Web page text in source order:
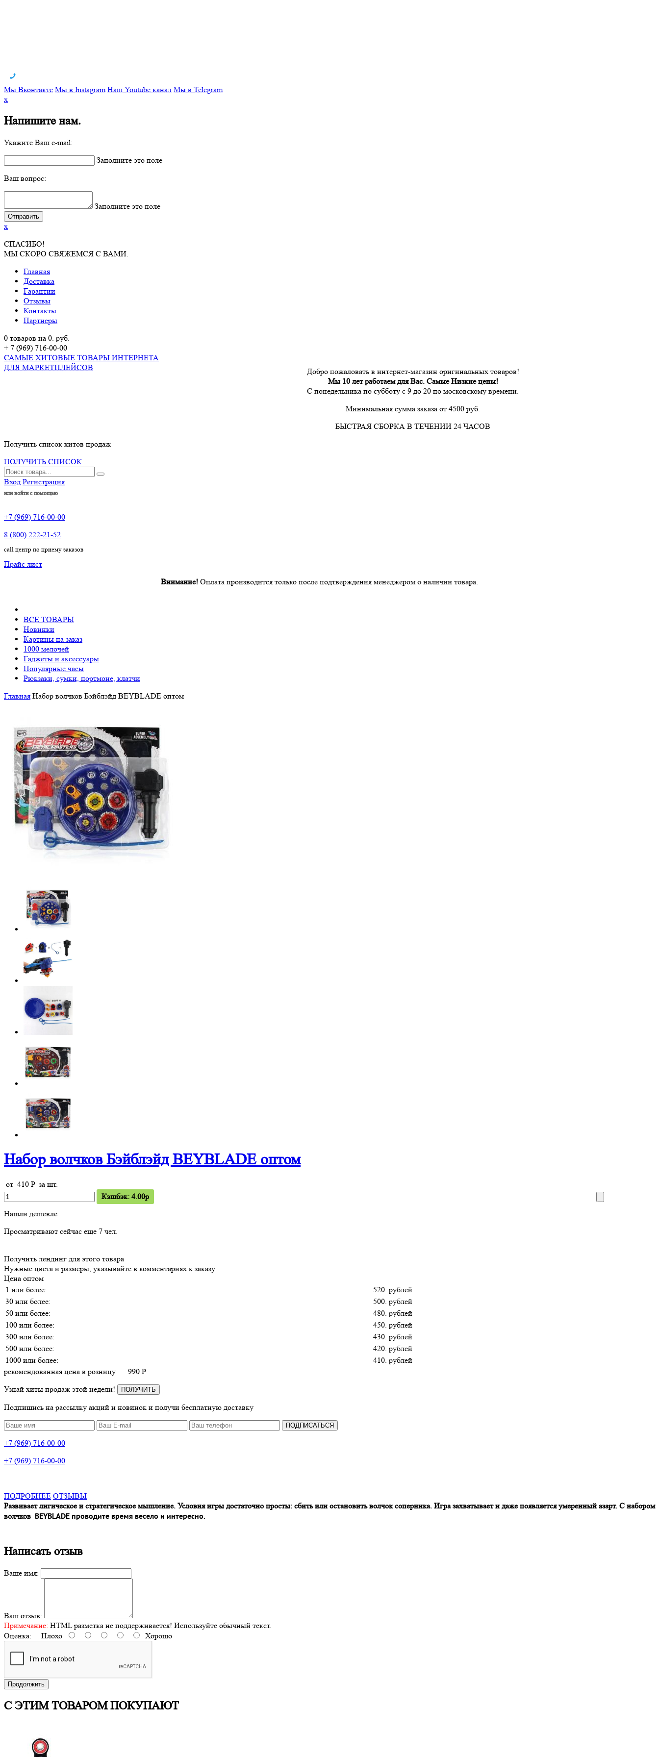
Мы Вконтакте Мы в Instagram Наш Youtube канал Мы в Telegram
x
Напишите нам.
Укажите Ваш e-mail:
Заполните это поле
Ваш вопрос:
Заполните это поле
x
СПАСИБО!
МЫ СКОРО СВЯЖЕМСЯ С ВАМИ.
Главная
Доставка
Гарантии
Отзывы
Контакты
Партнеры
0 товаров на 0. руб.
+ 7 (969) 716-00-00
САМЫЕ ХИТОВЫЕ ТОВАРЫ ИНТЕРНЕТА
ДЛЯ МАРКЕТПЛЕЙСОВ
Добро пожаловать в интернет-магазин оригинальных товаров!
Мы 10 лет работаем для Вас. Самые Низкие цены!
С понедельника по субботу с 9 до 20 по московскому времени.
Минимальная сумма заказа от 4500 руб.
БЫСТРАЯ СБОРКА В ТЕЧЕНИИ 24 ЧАСОВ
Получить список хитов продаж
ПОЛУЧИТЬ СПИСОК
Вход Регистрация
или войти с помощью
+7 (969) 716-00-00
8 (800) 222-21-52
call центр по приему заказов
Прайс лист
Внимание!Оплата производится только после подтверждения менеджером о наличии товара.
ВСЕ ТОВАРЫ
Новинки
Картины на заказ
1000 мелочей
Гаджеты и аксессуары
Популярные часы
Рюкзаки, сумки, портмоне, клатчи
Главная Набор волчков Бэйблэйд BEYBLADE оптом
Набор волчков Бэйблэйд BEYBLADE оптом
от 410 Pза шт.
Кэшбэк: 4.00p
Нашли дешевле
Просматривают сейчас еще 7 чел.
Получить лендинг для этого товара
Нужные цвета и размеры, указывайте в комментариях к заказу
Цена оптом
1 или более:
520. рублей
30 или более:
500. рублей
50 или более:
480. рублей
100 или более:
450. рублей
300 или более:
430. рублей
500 или более:
420. рублей
1000 или более:
410. рублей
рекомендованная цена в розницу
990 P
Узнай хиты продаж этой недели!
ПОЛУЧИТЬ
Подпишись на рассылку акций и новинок и получи бесплатную доставку
ПОДПИСАТЬСЯ
+7 (969) 716-00-00
+7 (969) 716-00-00
ПОДРОБНЕЕ ОТЗЫВЫ
Развивает лигическое и стратегическое мышление. Условия игры достаточно просты: сбить или остановить волчок соперника. Игра захватывает и даже появляется умеренный азарт. С набором
волчков BEYBLADE проводите время весело и интересно.
Написать отзыв
Ваше имя:
Ваш отзыв:
Примечание: HTML разметка не поддерживается! Используйте обычный текст.
Оценка: Плохо Хорошо
Продолжить
С ЭТИМ ТОВАРОМ ПОКУПАЮТ